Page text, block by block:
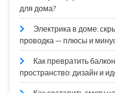
для дома?
Электрика в доме:
проводка — плюсы и
Как превратить
пространство: дизайн и